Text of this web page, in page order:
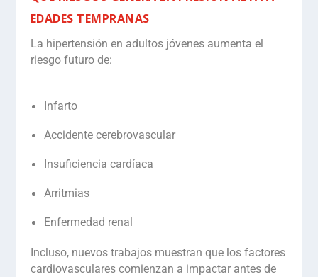
EDADES TEMPRANAS
La hipertensión en adultos jóvenesaumenta el
riesgo futuro de:
Infarto
Accidente cerebrovascular
Insuficiencia cardíaca
Arritmias
Enfermedad renal
Incluso, nuevos trabajos muestran que los factores
cardiovasculares comienzan a impactar antes de